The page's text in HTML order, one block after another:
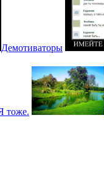
Демотиваторы
тоже.